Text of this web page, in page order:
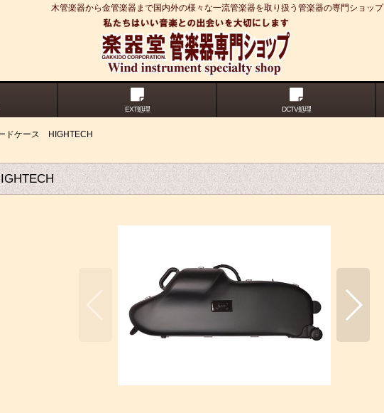
木管楽器から金管楽器まで国内外の様々な一流管楽器を取り扱う管楽器の専門ショップ
EXT処理 DCTV処理
ドケース HIGHTECH